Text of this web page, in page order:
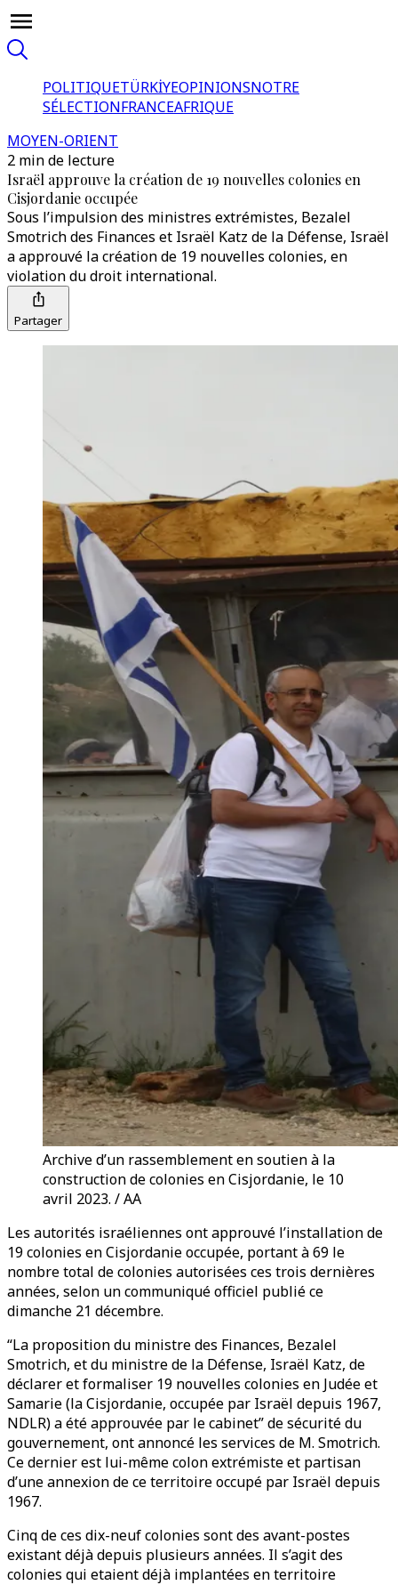
POLITIQUETÜRKİYEOPINIONSNOTRE
SÉLECTIONFRANCEAFRIQUE
MOYEN-ORIENT
2 min de lecture
Israël approuve la création de 19 nouvelles colonies en
Cisjordanie occupée
Sous l’impulsion des ministres extrémistes, Bezalel
Smotrich des Finances et Israël Katz de la Défense, Israël
a approuvé la création de 19 nouvelles colonies, en
violation du droit international.
Partager
Archive d’un rassemblement en soutien à la
construction de colonies en Cisjordanie, le 10
avril 2023. / AA
Les autorités israéliennes ont approuvé l’installation de
19 colonies en Cisjordanie occupée, portant à 69 le
nombre total de colonies autorisées ces trois dernières
années, selon un communiqué officiel publié ce
dimanche 21 décembre.
“La proposition du ministre des Finances, Bezalel
Smotrich, et du ministre de la Défense, Israël Katz, de
déclarer et formaliser 19 nouvelles colonies en Judée et
Samarie (la Cisjordanie, occupée par Israël depuis 1967,
NDLR) a été approuvée par le cabinet” de sécurité du
gouvernement, ont annoncé les services de M. Smotrich.
Ce dernier est lui-même colon extrémiste et partisan
d’une annexion de ce territoire occupé par Israël depuis
1967.
Cinq de ces dix-neuf colonies sont des avant-postes
existant déjà depuis plusieurs années. Il s’agit des
colonies qui etaient déjà implantées en territoire